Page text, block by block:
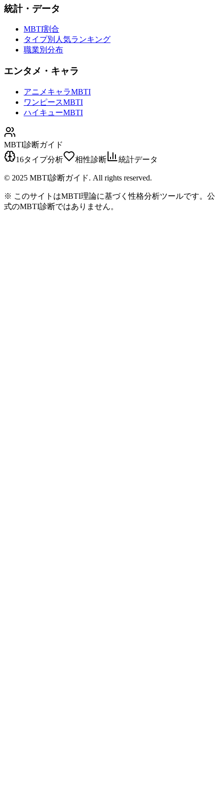
統計・データ
MBTI割合
タイプ別人気ランキング
職業別分布
エンタメ・キャラ
アニメキャラMBTI
ワンピースMBTI
ハイキューMBTI
MBTI診断ガイド
16タイプ分析
相性診断 統計データ
© 2025 MBTI診断ガイド. All rights reserved.
※ このサイトはMBTI理論に基づく性格分析ツールです。公
式のMBTI診断ではありません。